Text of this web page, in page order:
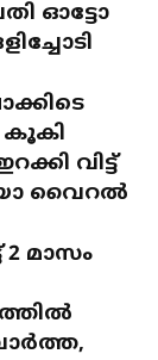
ഓട്ടോ
കൂകി
വിട്ട്
വൈറൽ
2 മാസം